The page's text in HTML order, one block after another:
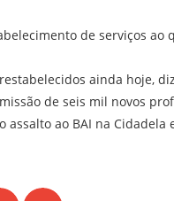
de serviços ao
ainda hoje,
de seis mil novos
assalto ao BAI na